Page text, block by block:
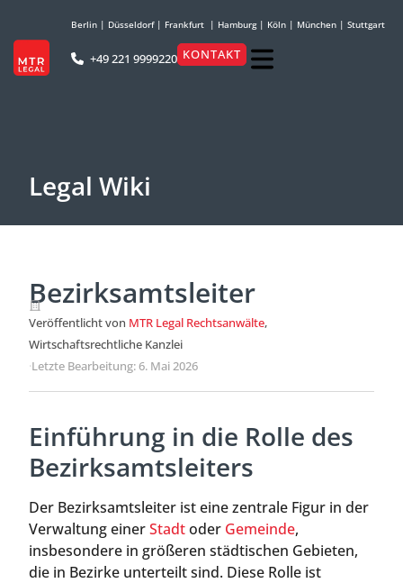
Berlin | Düsseldorf| Frankfurt | Hamburg| Köln | München | Stuttgart
+49 221 9999220 KONTAKT
Legal Wiki
Bezirksamtsleiter
Veröffentlicht von MTR Legal Rechtsanwälte,
Wirtschaftsrechtliche Kanzlei
·Letzte Bearbeitung: 6. Mai 2026
Einführung in die Rolle des
Bezirksamtsleiters
Der Bezirksamtsleiter ist eine zentrale Figur in der
Verwaltung einerStadtoder Gemeinde,
insbesondere in größeren städtischen Gebieten,
die in Bezirke unterteilt sind. Diese Rolle ist